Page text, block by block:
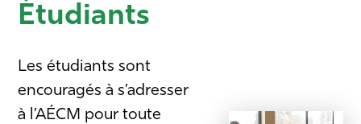
Étudiants
Les étudiants sont
encouragés à s’adresser
à l’AÉCM pour toute